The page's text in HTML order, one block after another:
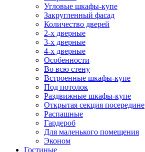
Угловые шкафы-купе
Закругленный фасад
Количество дверей
2-х дверные
3-х дверные
4-х дверные
Особенности
Во всю стену
Встроенные шкафы-купе
Под потолок
Раздвижные шкафы-купе
Открытая секция посередине
Распашные
Гардероб
Для маленького помещения
Эконом
Гостиные